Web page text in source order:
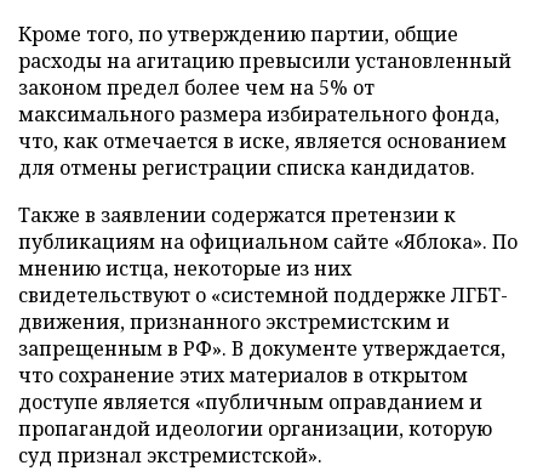
Кроме того, по утверждению партии, общие
расходы на агитацию превысили установленный
законом предел более чем на 5% от
максимального размера избирательного фонда,
что, как отмечается в иске, является основанием
для отмены регистрации списка кандидатов.
Также в заявлении содержатся претензии к
публикациям на официальном сайте «Яблока». По
мнению истца, некоторые из них
свидетельствуют о «системной поддержке ЛГБТ-
движения, признанного экстремистским и
запрещенным в РФ». В документе утверждается,
что сохранение этих материалов в открытом
доступе является «публичным оправданием и
пропагандой идеологии организации, которую
суд признал экстремистской».